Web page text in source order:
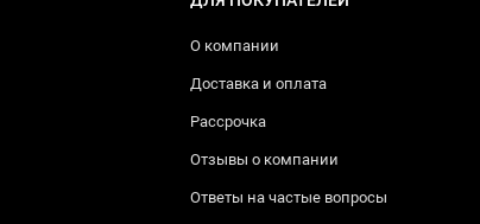
О компании
Доставка и оплата
Рассрочка
Отзывы о компании
Ответы на частые вопросы